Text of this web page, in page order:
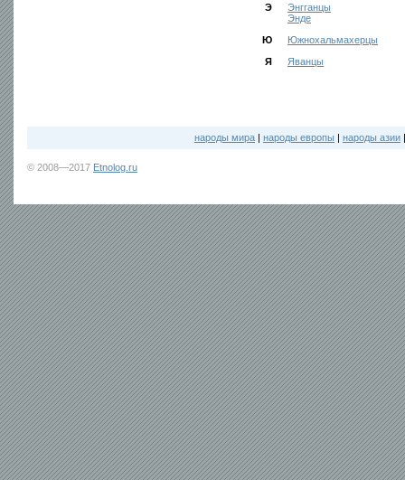
Э
Энгганцы
Энде
Ю
Южнохальмахерцы
Я
Яванцы
народы мира | народы европы | народы азии
© 2008—2017 Etnolog.ru